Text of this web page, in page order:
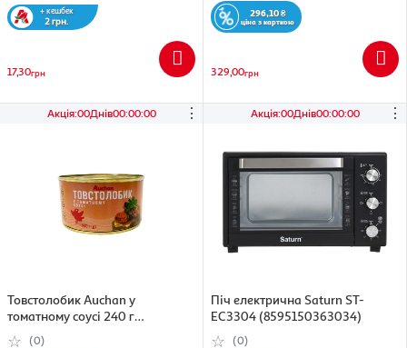
+ кешбек
2 грн.
17,30грн
296,10₴
ціна з карткою
329,00грн
Акція:00Днів00:00:00 ⋮
Товстолобик Auchan у
томатному соусі 240 г
(4823090133054)
(0)
Акція:00Днів00:00:00 ⋮
Піч електрична Saturn ST-
EC3304 (8595150363034)
(0)